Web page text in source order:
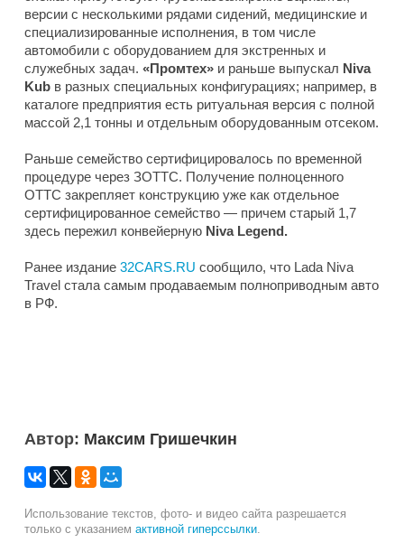
версии с несколькими рядами сидений, медицинские и
специализированные исполнения, в том числе
автомобили с оборудованием для экстренных и
служебных задач. «Промтех» и раньше выпускал Niva
Kub в разных специальных конфигурациях; например, в
каталоге предприятия есть ритуальная версия с полной
массой 2,1 тонны и отдельным оборудованным отсеком.
Раньше семейство сертифицировалось по временной
процедуре через ЗОТТС. Получение полноценного
ОТТС закрепляет конструкцию уже как отдельное
сертифицированное семейство — причем старый 1,7
здесь пережил конвейерную Niva Legend.
Ранее издание 32CARS.RU сообщило, что Lada Niva
Travel стала самым продаваемым полноприводным авто
в РФ.
Автор: Максим Гришечкин
Использование текстов, фото- и видео сайта разрешается
только с указанием активной гиперссылки.